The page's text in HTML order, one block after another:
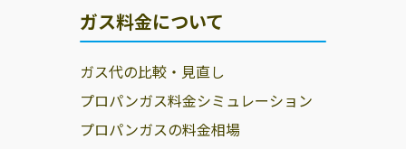
ガス料金について
ガス代の比較・見直し
プロパンガス料金シミュレーション
プロパンガスの料金相場